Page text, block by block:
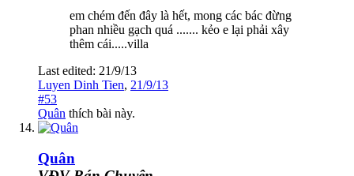
em chém đến đây là hết, mong các bác đừng
phan nhiều gạch quá ....... kẻo e lại phải xây
thêm cái.....villa
Last edited: 21/9/13
Luyen Dinh Tien, 21/9/13
#53
Quân thích bài này.
Quân